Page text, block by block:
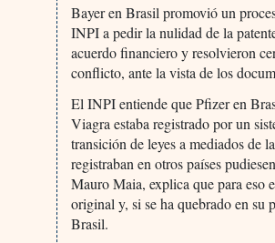
Bayer en Brasil promovió un
INPI a pedir la nulidad de la
acuerdo financiero y resolvieron
conflicto, ante la vista de los
El INPI entiende que Pfizer en
Viagra estaba registrado por un
transición de leyes a mediados de
registraban en otros países
Mauro Maia, explica que para eso
original y, si se ha quebrado en su
Brasil.